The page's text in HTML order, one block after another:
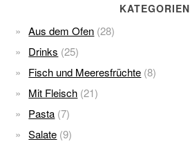
KATEGORIEN
Aus dem Ofen (28)
Drinks (25)
Fisch und Meeresfrüchte (8)
Mit Fleisch (21)
Pasta (7)
Salate (9)